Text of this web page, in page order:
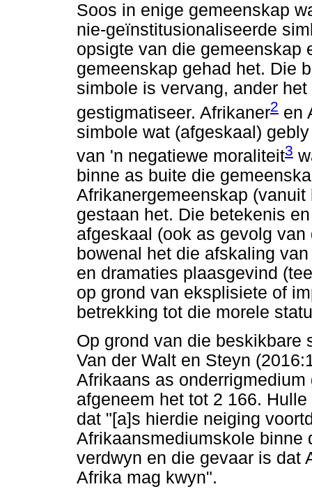
Soos in enige gemeenskap
nie-geïnstitusionaliseerde
opsigte van die gemeenskap
gemeenskap gehad het. Die
simbole is vervang, ander
gestigmatiseer. Afrikaner2 en
simbole wat (afgeskaal)
van 'n negatiewe moraliteit3
binne as buite die
Afrikanergemeenskap
gestaan het. Die betekenis
afgeskaal (ook as gevolg
bowenal het die afskaling
en dramaties plaasgevind
op grond van eksplisiete of
betrekking tot die morele
Op grond van die beskikbare
Van der Walt en Steyn
Afrikaans as
afgeneem het tot 2 166. Hulle
dat "[a]s hierdie neiging
Afrikaansmediumskole binne
verdwyn en die gevaar is dat
Afrika mag kwyn".